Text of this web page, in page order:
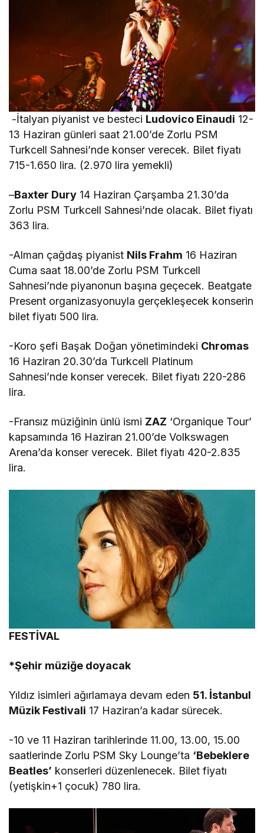
-İtalyan piyanist ve besteci Ludovico Einaudi 12-
13 Haziran günleri saat 21.00’de Zorlu PSM
Turkcell Sahnesi’nde konser verecek. Bilet fiyatı
715-1.650 lira. (2.970 lira yemekli)
–Baxter Dury 14 Haziran Çarşamba 21.30’da
Zorlu PSM Turkcell Sahnesi’nde olacak. Bilet fiyatı
363 lira.
-Alman çağdaş piyanist Nils Frahm 16 Haziran
Cuma saat 18.00’de Zorlu PSM Turkcell
Sahnesi’nde piyanonun başına geçecek. Beatgate
Present organizasyonuyla gerçekleşecek konserin
bilet fiyatı 500 lira.
-Koro şefi Başak Doğan yönetimindeki Chromas
16 Haziran 20.30’da Turkcell Platinum
Sahnesi’nde konser verecek. Bilet fiyatı 220-286
lira.
-Fransız müziğinin ünlü ismi ZAZ ‘Organique Tour’
kapsamında 16 Haziran 21.00’de Volkswagen
Arena’da konser verecek. Bilet fiyatı 420-2.835
lira.
FESTİVAL
*Şehir müziğe doyacak
Yıldız isimleri ağırlamaya devam eden 51. İstanbul
Müzik Festivali 17 Haziran’a kadar sürecek.
-10 ve 11 Haziran tarihlerinde 11.00, 13.00, 15.00
saatlerinde Zorlu PSM Sky Lounge’ta ‘Bebeklere
Beatles’ konserleri düzenlenecek. Bilet fiyatı
(yetişkin+1 çocuk) 780 lira.